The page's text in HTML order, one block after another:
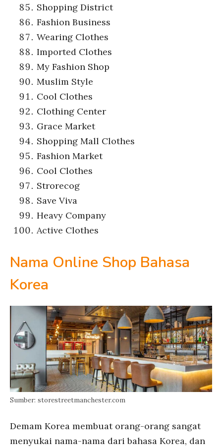
Shopping District
Fashion Business
Wearing Clothes
Imported Clothes
My Fashion Shop
Muslim Style
Cool Clothes
Clothing Center
Grace Market
Shopping Mall Clothes
Fashion Market
Cool Clothes
Strorecog
Save Viva
Heavy Company
Active Clothes
Nama Online Shop Bahasa
Korea
Sumber: storestreetmanchester.com
Demam Korea membuat orang-orang sangat
menyukai nama-nama dari bahasa Korea, dan